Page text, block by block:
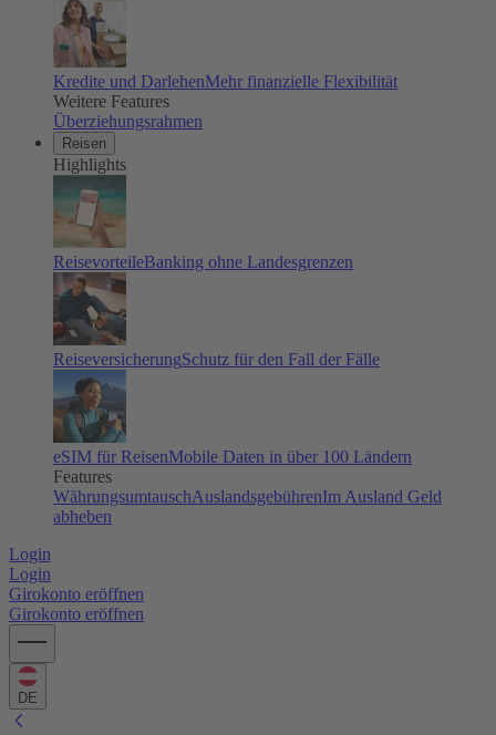
Kredite und DarlehenMehr finanzielle Flexibilität
Weitere Features
Überziehungsrahmen
Reisen
Highlights
ReisevorteileBanking ohne Landesgrenzen
ReiseversicherungSchutz für den Fall der Fälle
eSIM für ReisenMobile Daten in über 100 Ländern
Features
WährungsumtauschAuslandsgebührenIm Ausland Geld
abheben
Login
Login
Girokonto eröffnen
Girokonto eröffnen
DE